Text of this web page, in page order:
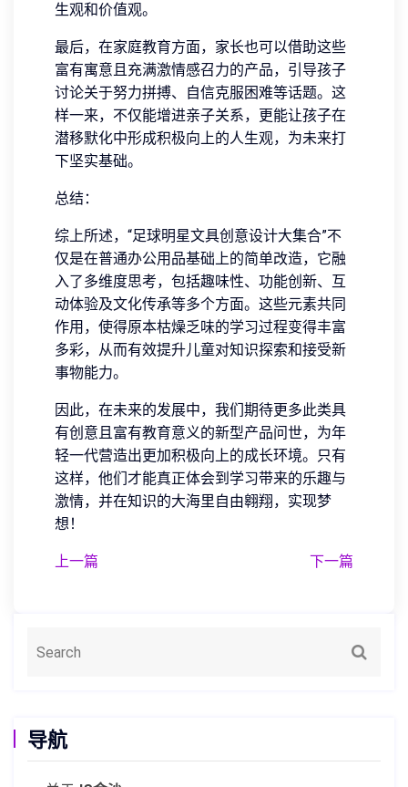
生观和价值观。
最后，在家庭教育方面，家长也可以借助这些
富有寓意且充满激情感召力的产品，引导孩子
讨论关于努力拼搏、自信克服困难等话题。这
样一来，不仅能增进亲子关系，更能让孩子在
潜移默化中形成积极向上的人生观，为未来打
下坚实基础。
总结：
综上所述，“足球明星文具创意设计大集合”不
仅是在普通办公用品基础上的简单改造，它融
入了多维度思考，包括趣味性、功能创新、互
动体验及文化传承等多个方面。这些元素共同
作用，使得原本枯燥乏味的学习过程变得丰富
多彩，从而有效提升儿童对知识探索和接受新
事物能力。
因此，在未来的发展中，我们期待更多此类具
有创意且富有教育意义的新型产品问世，为年
轻一代营造出更加积极向上的成长环境。只有
这样，他们才能真正体会到学习带来的乐趣与
激情，并在知识的大海里自由翱翔，实现梦
想！
上一篇 下一篇
导航